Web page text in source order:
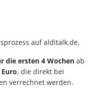
auf alditalk.de,
die ersten 4 Wochen ab
, die direkt bei
verrechnet werden.